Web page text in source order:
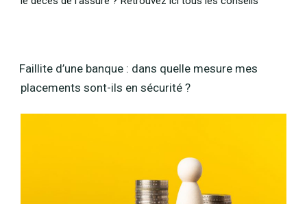
Faillite d’une banque : dans quelle mesure mes
placements sont-ils en sécurité ?